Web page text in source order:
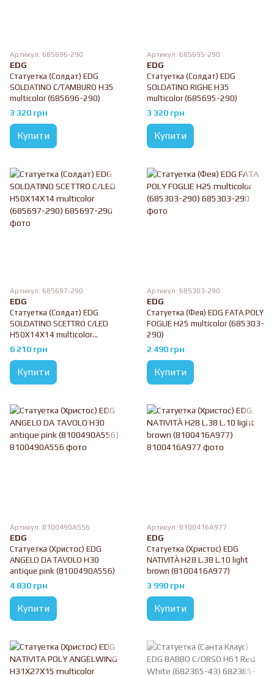
Артикул: 685696-290
EDG
Статуетка (Солдат) EDG
SOLDATINO C/TAMBURO H35
multicolor (685696-290)
3 320 грн
Купити
Артикул: 685695-290
EDG
Статуетка (Солдат) EDG
SOLDATINO RIGHE H35
multicolor (685695-290)
3 320 грн
Купити
Артикул: 685697-290
EDG
Статуетка (Солдат) EDG
SOLDATINO SCETTRO C/LED
H50X14X14 multicolor
(685697-290)
6 210 грн
Купити
Артикул: 685303-290
EDG
Статуетка (Фея) EDG FATA POLY
FOGLIE H25 multicolor (685303-
290)
2 490 грн
Купити
Артикул: 8100490A556
EDG
Статуетка (Христос) EDG
ANGELO DA TAVOLO H30
antique pink (8100490A556)
4 830 грн
Купити
Артикул: 8100416A977
EDG
Статуетка (Христос) EDG
NATIVITÀ H28 L.38 L.10 light
brown (8100416A977)
3 990 грн
Купити